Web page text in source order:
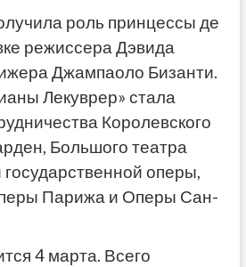
роль принцессы де
режиссера Дэвида
Джампаоло Бизанти.
Лекуврер» стала
Королевского
Большого театра
государственной оперы,
Парижа и Оперы Сан-
4 марта. Всего